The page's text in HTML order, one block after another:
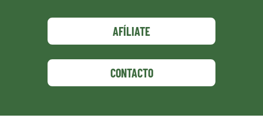
AFÍLIATE
CONTACTO